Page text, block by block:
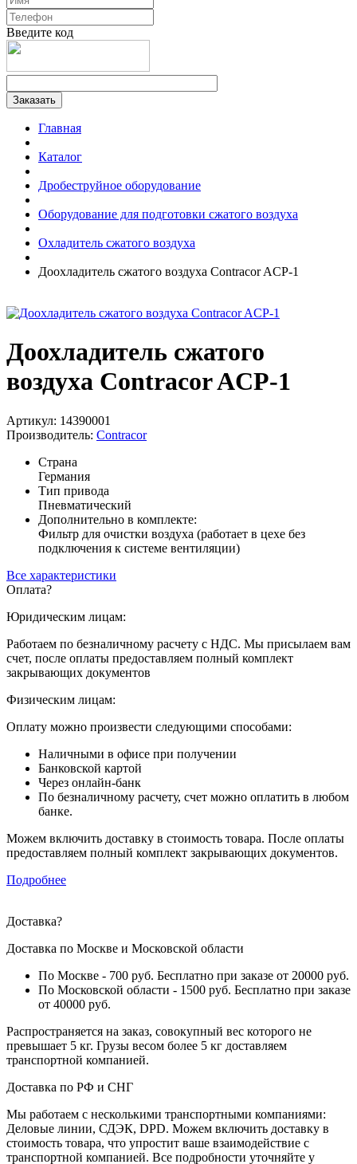
Введите код
Главная
Каталог
Дробеструйное оборудование
Оборудование для подготовки сжатого воздуха
Охладитель сжатого воздуха
Доохладитель сжатого воздуха Contracor ACP-1
Доохладитель сжатого
воздуха Contracor ACP-1
Артикул: 14390001
Производитель: Contracor
Страна
Германия
Тип привода
Пневматический
Дополнительно в комплекте:
Фильтр для очистки воздуха (работает в цехе без
подключения к системе вентиляции)
Все характеристики
Оплата?
Юридическим лицам:
Работаем по безналичному расчету с НДС. Мы присылаем вам
счет, после оплаты предоставляем полный комплект
закрывающих документов
Физическим лицам:
Оплату можно произвести следующими способами:
Наличными в офисе при получении
Банковской картой
Через онлайн-банк
По безналичному расчету, счет можно оплатить в любом
банке.
Можем включить доставку в стоимость товара. После оплаты
предоставляем полный комплект закрывающих документов.
Подробнее
Доставка?
Доставка по Москве и Московской области
По Москве - 700 руб. Бесплатно при заказе от 20000 руб.
По Московской области - 1500 руб. Бесплатно при заказе
от 40000 руб.
Распространяется на заказ, совокупный вес которого не
превышает 5 кг. Грузы весом более 5 кг доставляем
транспортной компанией.
Доставка по РФ и СНГ
Мы работаем с несколькими транспортными компаниями:
Деловые линии, СДЭК, DPD. Можем включить доставку в
стоимость товара, что упростит ваше взаимодействие с
транспортной компанией. Все подробности уточняйте у